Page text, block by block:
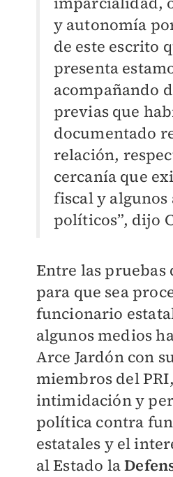
y autonomía
de este escrito
presenta
acompañando
previas que
documentado
relación,
cercanía que
fiscal y algunos
políticos”, dijo
Entre las pruebas
para que sea
funcionario
algunos medios
Arce Jardón con
miembros del
intimidación y
política contra
estatales y el
al Estado la